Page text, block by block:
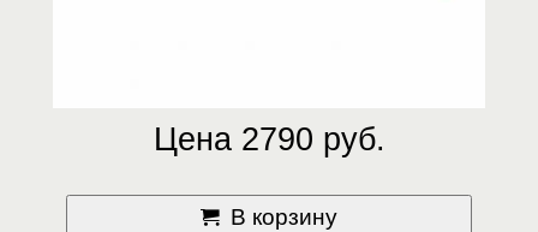
Цена 2790 руб.
В корзину